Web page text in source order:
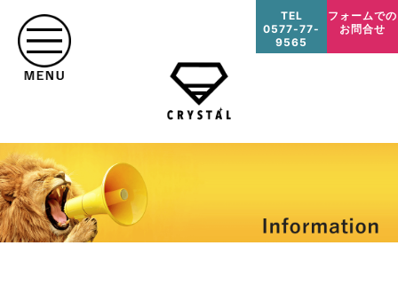
TEL
0577-77-
9565
フォームでの
お問合せ